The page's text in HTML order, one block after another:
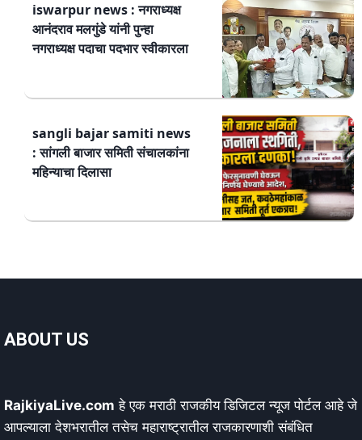
iswarpur news : नगराध्यक्ष
आनंदराव मलगुंडे यांनी पुन्हा
नगराध्यक्ष पदाचा पदभार स्वीकारला
sangli bajar samiti news
: सांगली बाजार समिती संचालकांना
महिन्याचा दिलासा
ABOUT US
RajkiyaLive.com हे एक मराठी राजकीय डिजिटल न्यूज पोर्टल आहे जे
आपल्याला देशभरातील तसेच महाराष्ट्रातील राजकारणाशी संबंधित